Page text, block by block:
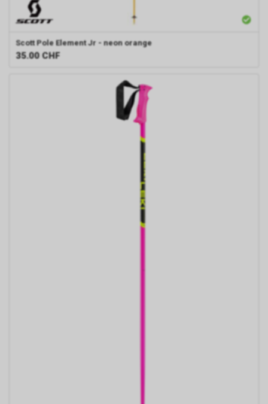
Scott Pole Element Jr - neon orange
35.00 CHF